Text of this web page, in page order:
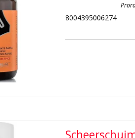
8004395006274